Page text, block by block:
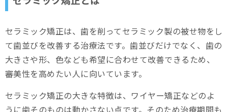
セラミック矯正と歯科矯正の違いを知って後悔を防ごう
それぞれにメリット・デメリットがある
費用にも違いがある
セラミック矯正によくある後悔
出っ歯の改善が思ったほどではなかった
セラミック矯正は、歯を削ってセラミック製の被せ物をし
て歯並びを改善する治療法です。歯並びだけでなく、歯の
大きさや形、色なども希望に合わせて改善できるため、
審美性を高めたい人に向いています。
セラミック矯正の大きな特徴は、ワイヤー矯正などのよ